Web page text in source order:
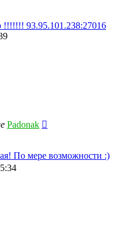
!!!!!!! 93.95.101.238:27016
Padonak
По мере возможности :)